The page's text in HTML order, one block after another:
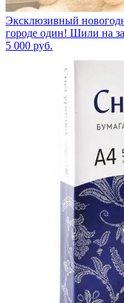
Эксклюзивный
городе один! Шили на
5 000 руб.